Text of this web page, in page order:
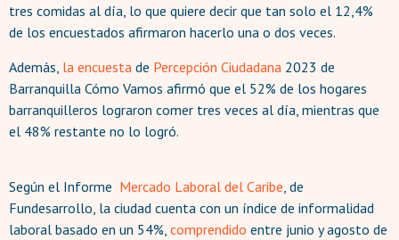
tres comidas al día, lo que quiere decir que tan solo el 12,4%
de los encuestados afirmaron hacerlo una o dos veces.
Además, la encuesta de Percepción Ciudadana 2023 de
Barranquilla Cómo Vamos afirmó que el 52% de los hogares
barranquilleros lograron comer tres veces al día, mientras que
el 48% restante no lo logró.
Según el Informe Mercado Laboral del Caribe , de
Fundesarrollo, la ciudad cuenta con un índice de informalidad
laboral basado en un 54%, comprendido entre junio y agosto de